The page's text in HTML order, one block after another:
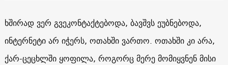
ხშირად ვერ გვეკონტაქტებოდა, ბავშვს ეუბნებოდა,
ინტერნეტი არ იჭერს, ოთახში ვართო. ოთახში კი არა,
ქარ-ცეცხლში ყოფილა, როგორც მერე მომიყვნენ მისი